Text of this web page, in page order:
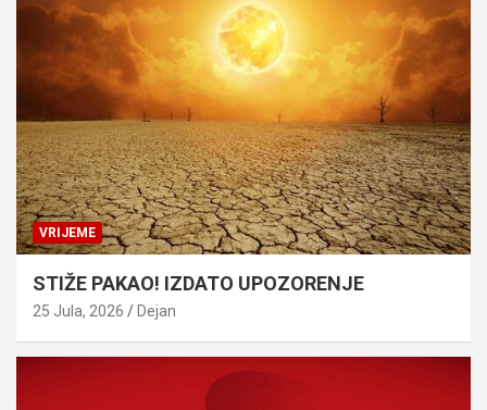
VRIJEME
STIŽE PAKAO! IZDATO UPOZORENJE
25 Jula, 2026 Dejan